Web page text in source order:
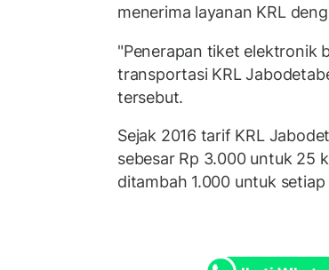
menerima layanan KRL
"Penerapan tiket elektronik
transportasi KRL
tersebut.
Sejak 2016 tarif KRL
sebesar Rp 3.000 untuk 25
ditambah 1.000 untuk setiap